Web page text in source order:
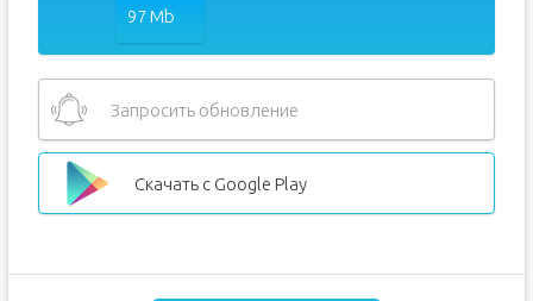
97 Mb
Запросить обновление
Скачать с Google Play